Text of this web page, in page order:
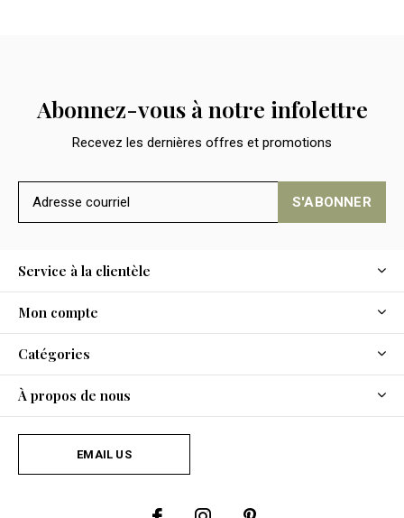
Abonnez-vous à notre infolettre
Recevez les dernières offres et promotions
S'ABONNER
Service à la clientèle
Mon compte
Catégories
À propos de nous
EMAIL US